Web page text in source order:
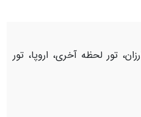
تور لحظه آخری، اروپا، تور